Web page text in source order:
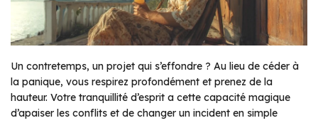
Un contretemps, un projet qui s’effondre ? Au lieu de céder à
la panique, vous respirez profondément et prenez de la
hauteur. Votre tranquillité d’esprit a cette capacité magique
d’apaiser les conflits et de changer un incident en simple